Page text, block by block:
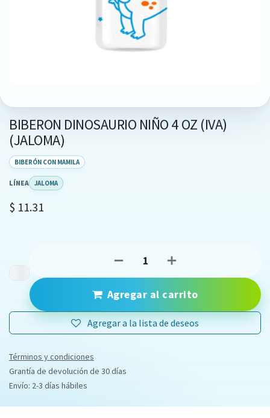
BIBERON DINOSAURIO NIÑO 4 OZ (IVA)
(JALOMA)
BIBERÓN CON MAMILA
LÍNEA JALOMA
$ 11.31
Agregar al carrito
Agregar a la lista de deseos
Términos y condiciones
Grantía de devolución de 30 días
Envío: 2-3 días hábiles